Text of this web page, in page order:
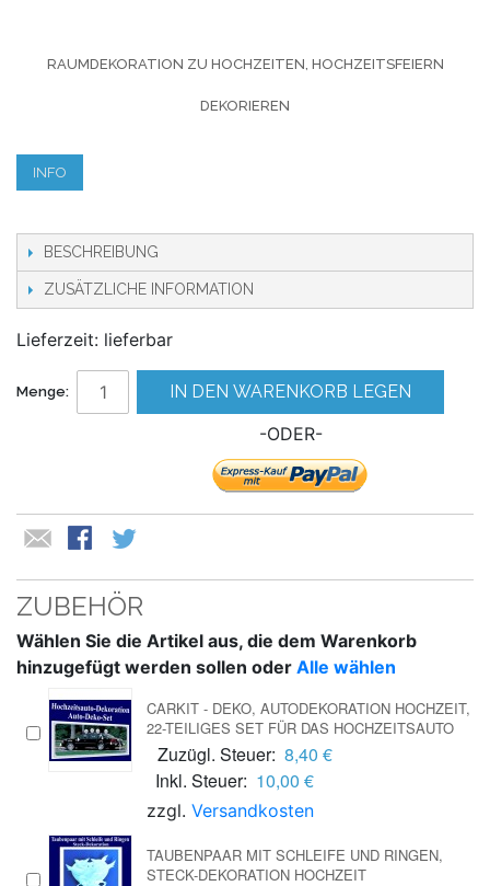
RAUMDEKORATION ZU HOCHZEITEN, HOCHZEITSFEIERN
DEKORIEREN
INFO
BESCHREIBUNG
ZUSÄTZLICHE INFORMATION
Lieferzeit: lieferbar
Menge: IN DEN WARENKORB LEGEN
-ODER-
ZUBEHÖR
Wählen Sie die Artikel aus, die dem Warenkorb
hinzugefügt werden sollen oder Alle wählen
CARKIT - DEKO, AUTODEKORATION HOCHZEIT,
22-TEILIGES SET FÜR DAS HOCHZEITSAUTO
Zuzügl. Steuer: 8,40 €
Inkl. Steuer: 10,00 €
zzgl. Versandkosten
TAUBENPAAR MIT SCHLEIFE UND RINGEN,
STECK-DEKORATION HOCHZEIT